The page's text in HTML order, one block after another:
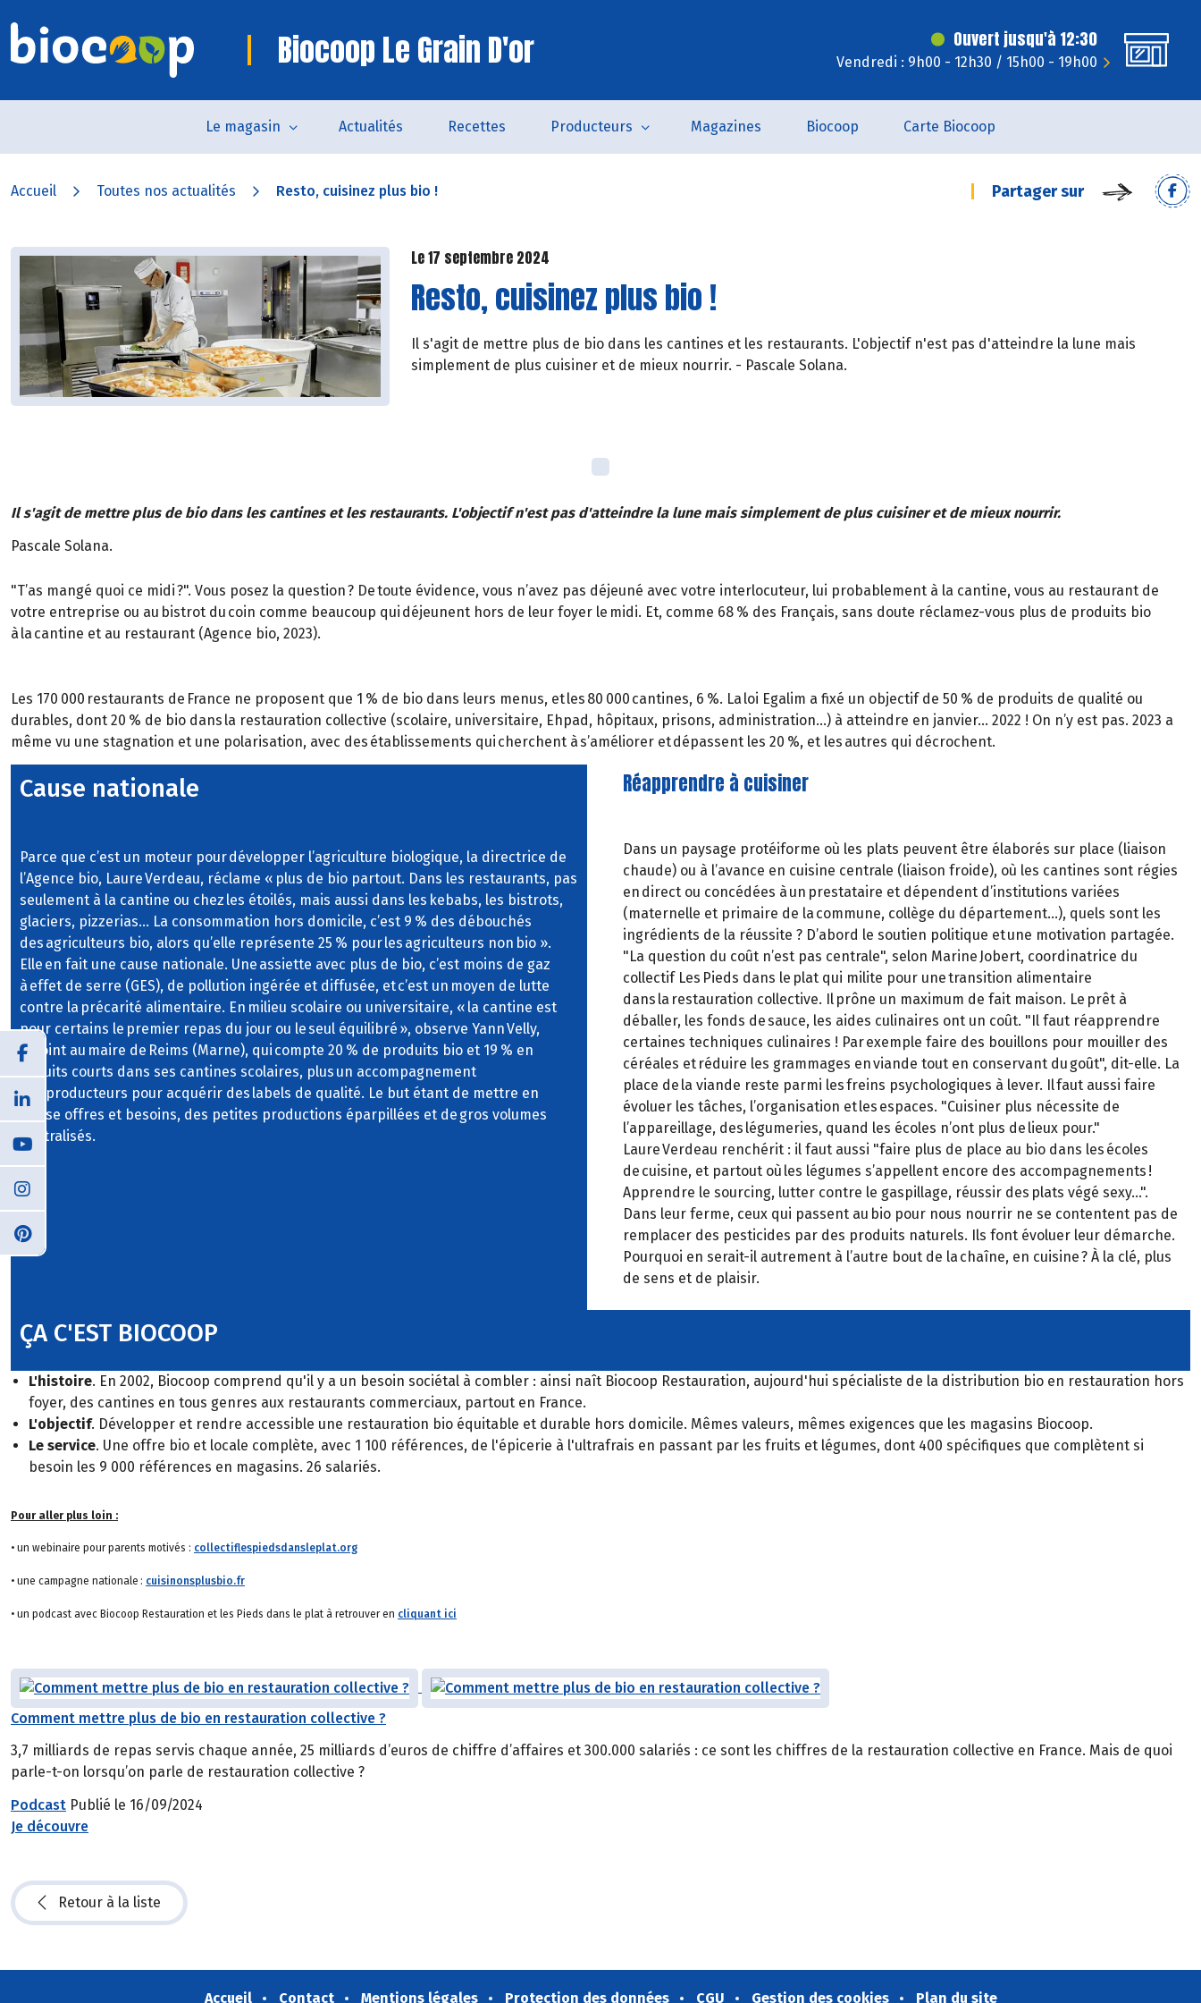
Biocoop Le Grain D'or Ouvert jusqu'à 12:30
Vendredi : 9h00 - 12h30 / 15h00 - 19h00
Le magasin Actualités Recettes Producteurs Magazines Biocoop Carte Biocoop
Accueil Toutes nos actualités Resto, cuisinez plus bio ! Partager sur
Le 17 septembre 2024
Resto, cuisinez plus bio !
Il s'agit de mettre plus de bio dans les cantines et les restaurants. L'objectif n'est pas d'atteindre la lune mais
simplement de plus cuisiner et de mieux nourrir. - Pascale Solana.
Il s'agit de mettre plus de bio dans les cantines et les restaurants. L'objectif n'est pas d'atteindre la lune mais simplement de plus cuisiner et de mieux nourrir.
Pascale Solana.
"T’as mangé quoi ce midi ?". Vous posez la question ? De toute évidence, vous n’avez pas déjeuné avec votre interlocuteur, lui probablement à la cantine, vous au restaurant de
votre entreprise ou au bistrot du coin comme beaucoup qui déjeunent hors de leur foyer le midi. Et, comme 68 % des Français, sans doute réclamez-vous plus de produits bio
à la cantine et au restaurant (Agence bio, 2023).
Les 170 000 restaurants de France ne proposent que 1 % de bio dans leurs menus, et les 80 000 cantines, 6 %. La loi Egalim a fixé un objectif de 50 % de produits de qualité ou
durables, dont 20 % de bio dans la restauration collective (scolaire, universitaire, Ehpad, hôpitaux, prisons, administration…) à atteindre en janvier… 2022 ! On n’y est pas. 2023 a
même vu une stagnation et une polarisation, avec des établissements qui cherchent à s’améliorer et dépassent les 20 %, et les autres qui décrochent.
Cause nationale
Parce que c’est un moteur pour développer l’agriculture biologique, la directrice de
l’Agence bio, Laure Verdeau, réclame « plus de bio partout. Dans les restaurants, pas
seulement à la cantine ou chez les étoilés, mais aussi dans les kebabs, les bistrots,
glaciers, pizzerias… La consommation hors domicile, c’est 9 % des débouchés
des agriculteurs bio, alors qu’elle représente 25 % pour les agriculteurs non bio ».
Elle en fait une cause nationale. Une assiette avec plus de bio, c’est moins de gaz
à effet de serre (GES), de pollution ingérée et diffusée, et c’est un moyen de lutte
contre la précarité alimentaire. En milieu scolaire ou universitaire, « la cantine est
pour certains le premier repas du jour ou le seul équilibré », observe Yann Velly,
adjoint au maire de Reims (Marne), qui compte 20 % de produits bio et 19 % en
circuits courts dans ses cantines scolaires, plus un accompagnement
des producteurs pour acquérir des labels de qualité. Le but étant de mettre en
phase offres et besoins, des petites productions éparpillées et de gros volumes
centralisés.
Réapprendre à cuisiner
Dans un paysage protéiforme où les plats peuvent être élaborés sur place (liaison
chaude) ou à l’avance en cuisine centrale (liaison froide), où les cantines sont régies
en direct ou concédées à un prestataire et dépendent d’institutions variées
(maternelle et primaire de la commune, collège du département…), quels sont les
ingrédients de la réussite ? D’abord le soutien politique et une motivation partagée.
"La question du coût n’est pas centrale", selon Marine Jobert, coordinatrice du
collectif Les Pieds dans le plat qui milite pour une transition alimentaire
dans la restauration collective. Il prône un maximum de fait maison. Le prêt à
déballer, les fonds de sauce, les aides culinaires ont un coût. "Il faut réapprendre
certaines techniques culinaires ! Par exemple faire des bouillons pour mouiller des
céréales et réduire les grammages en viande tout en conservant du goût", dit-elle. La
place de la viande reste parmi les freins psychologiques à lever. Il faut aussi faire
évoluer les tâches, l’organisation et les espaces. "Cuisiner plus nécessite de
l’appareillage, des légumeries, quand les écoles n’ont plus de lieux pour."
Laure Verdeau renchérit : il faut aussi "faire plus de place au bio dans les écoles
de cuisine, et partout où les légumes s’appellent encore des accompagnements !
Apprendre le sourcing, lutter contre le gaspillage, réussir des plats végé sexy…".
Dans leur ferme, ceux qui passent au bio pour nous nourrir ne se contentent pas de
remplacer des pesticides par des produits naturels. Ils font évoluer leur démarche.
Pourquoi en serait-il autrement à l’autre bout de la chaîne, en cuisine ? À la clé, plus
de sens et de plaisir.
ÇA C'EST BIOCOOP
L'histoire. En 2002, Biocoop comprend qu'il y a un besoin sociétal à combler : ainsi naît Biocoop Restauration, aujourd'hui spécialiste de la distribution bio en restauration hors
foyer, des cantines en tous genres aux restaurants commerciaux, partout en France.
L'objectif. Développer et rendre accessible une restauration bio équitable et durable hors domicile. Mêmes valeurs, mêmes exigences que les magasins Biocoop.
Le service. Une offre bio et locale complète, avec 1 100 références, de l'épicerie à l'ultrafrais en passant par les fruits et légumes, dont 400 spécifiques que complètent si
besoin les 9 000 références en magasins. 26 salariés.
Pour aller plus loin :
• un webinaire pour parents motivés : collectiflespiedsdansleplat.org
• une campagne nationale : cuisinonsplusbio.fr
• un podcast avec Biocoop Restauration et les Pieds dans le plat à retrouver en cliquant ici
Comment mettre plus de bio en restauration collective ?
3,7 milliards de repas servis chaque année, 25 milliards d’euros de chiffre d’affaires et 300.000 salariés : ce sont les chiffres de la restauration collective en France. Mais de quoi
parle-t-on lorsqu’on parle de restauration collective ?
Podcast Publié le 16/09/2024
Je découvre
Retour à la liste
Accueil Contact Mentions légales Protection des données CGU Gestion des cookies Plan du site